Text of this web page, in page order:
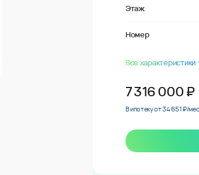
Этаж
Номер
Все характеристики
7 316 000₽
В ипотеку от 34 651 ₽/мес.